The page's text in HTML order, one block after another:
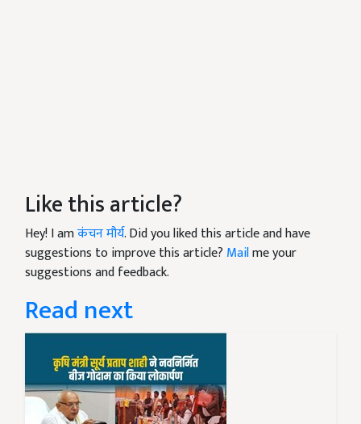
Like this article?
Hey! I amकंचन मौर्य. Did you liked this article and have
suggestions to improve this article? Mailme your
suggestions and feedback.
Read next